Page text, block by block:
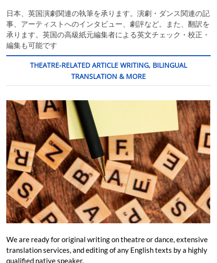
日本、英国演劇関連の執筆を承ります。演劇・ダンス関連の記
事、アーティストへのインタビュー、劇評など。また、翻訳を
承ります。英国の高級紙元編集者による英文チェック・校正・
編集も可能です
THEATRE-RELATED ARTICLE WRITING, BILINGUAL
TRANSLATION & MORE
We are ready for original writing on theatre or dance, extensive
translation services, and editing of any English texts by a highly
qualified native speaker.